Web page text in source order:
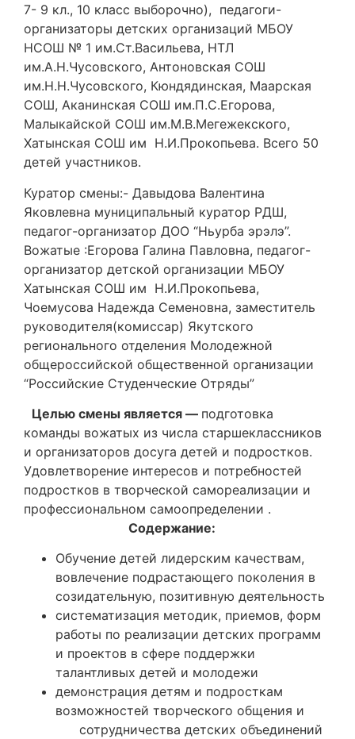
7- 9 кл., 10 класс выборочно), педагоги-
организаторы детских организаций МБОУ
НСОШ № 1 им.Ст.Васильева, НТЛ
им.А.Н.Чусовского, Антоновская СОШ
им.Н.Н.Чусовского, Кюндядинская, Маарская
СОШ, Аканинская СОШ им.П.С.Егорова,
Малыкайской СОШ им.М.В.Мегежекского,
Хатынская СОШ им Н.И.Прокопьева. Всего 50
детей участников.
Куратор смены:- Давыдова Валентина
Яковлевна муниципальный куратор РДШ,
педагог-организатор ДОО “Ньурба эрэлэ”.
Вожатые :Егорова Галина Павловна, педагог-
организатор детской организации МБОУ
Хатынская СОШ им Н.И.Прокопьева,
Чоемусова Надежда Семеновна, заместитель
руководителя(комиссар) Якутского
регионального отделения Молодежной
общероссийской общественной организации
“Российские Студенческие Отряды”
Целью смены является — подготовка
команды вожатых из числа старшеклассников
и организаторов досуга детей и подростков.
Удовлетворение интересов и потребностей
подростков в творческой самореализации и
профессиональном самоопределении .
Содержание:
Обучение детей лидерским качествам,
вовлечение подрастающего поколения в
созидательную, позитивную деятельность
систематизация методик, приемов, форм
работы по реализации детских программ
и проектов в сфере поддержки
талантливых детей и молодежи
демонстрация детям и подросткам
возможностей творческого общения и
сотрудничества детских объединений